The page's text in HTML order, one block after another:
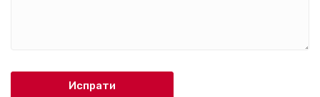
Испрати